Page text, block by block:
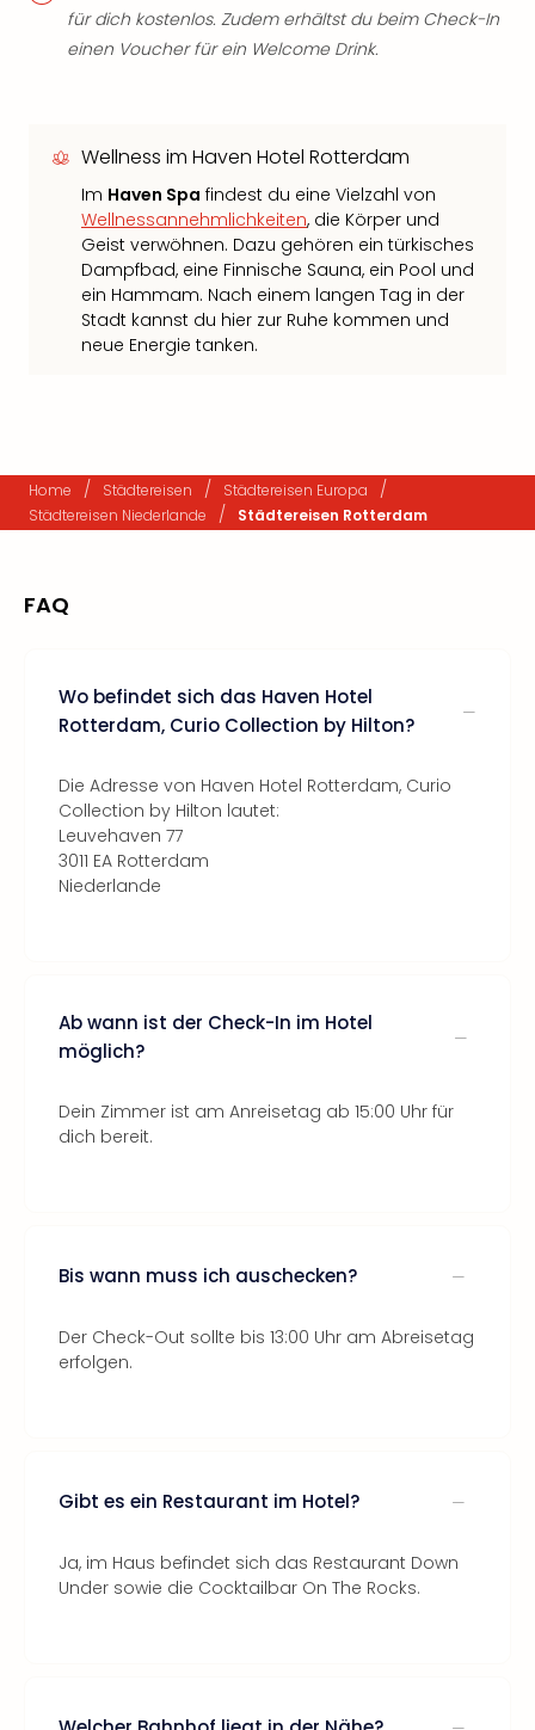
für dich kostenlos. Zudem erhältst du beim Check-In
einen Voucher für ein Welcome Drink.
Wellness im Haven Hotel Rotterdam
Im Haven Spa findest du eine Vielzahl von
Wellnessannehmlichkeiten, die Körper und
Geist verwöhnen. Dazu gehören ein türkisches
Dampfbad, eine Finnische Sauna, ein Pool und
ein Hammam. Nach einem langen Tag in der
Stadt kannst du hier zur Ruhe kommen und
neue Energie tanken.
Home / Städtereisen / Städtereisen Europa /
Städtereisen Niederlande / Städtereisen Rotterdam
FAQ
Wo befindet sich das Haven Hotel
Rotterdam, Curio Collection by Hilton?
Die Adresse von Haven Hotel Rotterdam, Curio
Collection by Hilton lautet:
Leuvehaven 77
3011 EA Rotterdam
Niederlande
Ab wann ist der Check-In im Hotel
möglich?
Dein Zimmer ist am Anreisetag ab 15:00 Uhr für
dich bereit.
Bis wann muss ich auschecken?
Der Check-Out sollte bis 13:00 Uhr am Abreisetag
erfolgen.
Gibt es ein Restaurant im Hotel?
Ja, im Haus befindet sich das Restaurant Down
Under sowie die Cocktailbar On The Rocks.